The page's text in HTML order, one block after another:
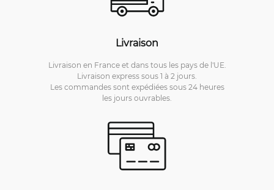
Livraison
Livraison en France et dans tous les pays de l'UE.
Livraison express sous 1 à 2 jours.
Les commandes sont expédiées sous 24 heures
les jours ouvrables.